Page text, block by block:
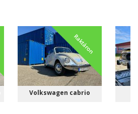
Raktáron
Volkswagen cabrio